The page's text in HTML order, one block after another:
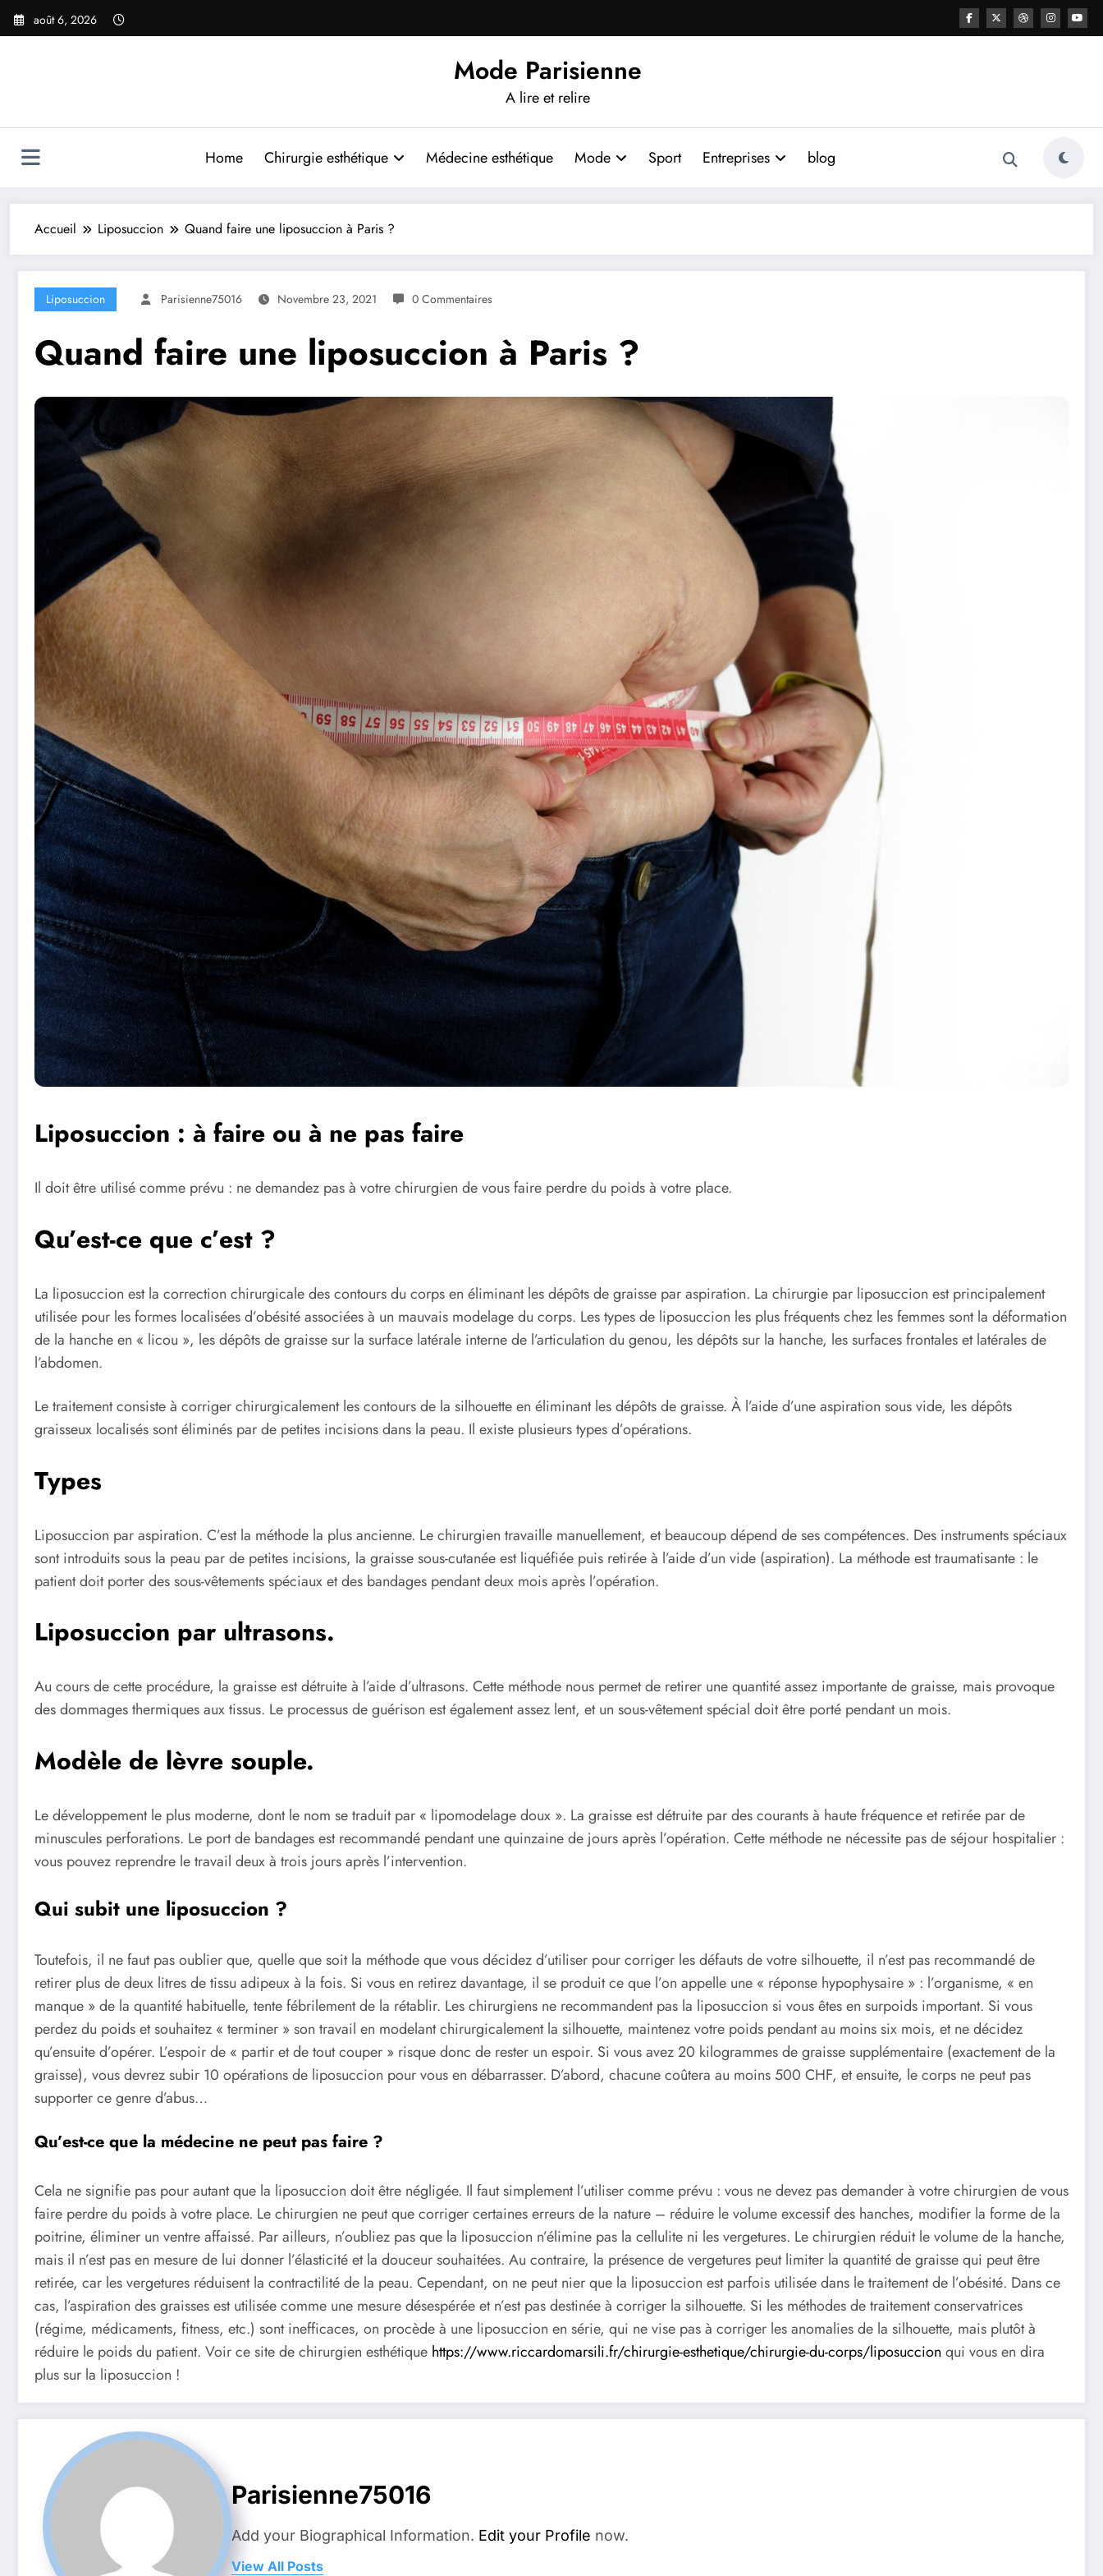
Aller
août 6, 2026
Mode Parisienne
A lire et relire
Home Chirurgie esthétique Médecine esthétique Mode Sport Entreprises blog
Accueil Liposuccion Quand faire une liposuccion à Paris ?
Liposuccion Parisienne75016 Novembre 23, 2021 0 Commentaires
Quand faire une liposuccion à Paris ?
Liposuccion : à faire ou à ne pas faire
Il doit être utilisé comme prévu : ne demandez pas à votre chirurgien de vous faire perdre du poids à votre place.
Qu’est-ce que c’est ?
La liposuccion est la correction chirurgicale des contours du corps en éliminant les dépôts de graisse par aspiration. La chirurgie par liposuccion est principalement
utilisée pour les formes localisées d’obésité associées à un mauvais modelage du corps. Les types de liposuccion les plus fréquents chez les femmes sont la déformation
de la hanche en « licou », les dépôts de graisse sur la surface latérale interne de l’articulation du genou, les dépôts sur la hanche, les surfaces frontales et latérales de
l’abdomen.
Le traitement consiste à corriger chirurgicalement les contours de la silhouette en éliminant les dépôts de graisse. À l’aide d’une aspiration sous vide, les dépôts
graisseux localisés sont éliminés par de petites incisions dans la peau. Il existe plusieurs types d’opérations.
Types
Liposuccion par aspiration. C’est la méthode la plus ancienne. Le chirurgien travaille manuellement, et beaucoup dépend de ses compétences. Des instruments spéciaux
sont introduits sous la peau par de petites incisions, la graisse sous-cutanée est liquéfiée puis retirée à l’aide d’un vide (aspiration). La méthode est traumatisante : le
patient doit porter des sous-vêtements spéciaux et des bandages pendant deux mois après l’opération.
Liposuccion par ultrasons.
Au cours de cette procédure, la graisse est détruite à l’aide d’ultrasons. Cette méthode nous permet de retirer une quantité assez importante de graisse, mais provoque
des dommages thermiques aux tissus. Le processus de guérison est également assez lent, et un sous-vêtement spécial doit être porté pendant un mois.
Modèle de lèvre souple.
Le développement le plus moderne, dont le nom se traduit par « lipomodelage doux ». La graisse est détruite par des courants à haute fréquence et retirée par de
minuscules perforations. Le port de bandages est recommandé pendant une quinzaine de jours après l’opération. Cette méthode ne nécessite pas de séjour hospitalier :
vous pouvez reprendre le travail deux à trois jours après l’intervention.
Qui subit une liposuccion ?
Toutefois, il ne faut pas oublier que, quelle que soit la méthode que vous décidez d’utiliser pour corriger les défauts de votre silhouette, il n’est pas recommandé de
retirer plus de deux litres de tissu adipeux à la fois. Si vous en retirez davantage, il se produit ce que l’on appelle une « réponse hypophysaire » : l’organisme, « en
manque » de la quantité habituelle, tente fébrilement de la rétablir. Les chirurgiens ne recommandent pas la liposuccion si vous êtes en surpoids important. Si vous
perdez du poids et souhaitez « terminer » son travail en modelant chirurgicalement la silhouette, maintenez votre poids pendant au moins six mois, et ne décidez
qu’ensuite d’opérer. L’espoir de « partir et de tout couper » risque donc de rester un espoir. Si vous avez 20 kilogrammes de graisse supplémentaire (exactement de la
graisse), vous devrez subir 10 opérations de liposuccion pour vous en débarrasser. D’abord, chacune coûtera au moins 500 CHF, et ensuite, le corps ne peut pas
supporter ce genre d’abus…
Qu’est-ce que la médecine ne peut pas faire ?
Cela ne signifie pas pour autant que la liposuccion doit être négligée. Il faut simplement l’utiliser comme prévu : vous ne devez pas demander à votre chirurgien de vous
faire perdre du poids à votre place. Le chirurgien ne peut que corriger certaines erreurs de la nature – réduire le volume excessif des hanches, modifier la forme de la
poitrine, éliminer un ventre affaissé. Par ailleurs, n’oubliez pas que la liposuccion n’élimine pas la cellulite ni les vergetures. Le chirurgien réduit le volume de la hanche,
mais il n’est pas en mesure de lui donner l’élasticité et la douceur souhaitées. Au contraire, la présence de vergetures peut limiter la quantité de graisse qui peut être
retirée, car les vergetures réduisent la contractilité de la peau. Cependant, on ne peut nier que la liposuccion est parfois utilisée dans le traitement de l’obésité. Dans ce
cas, l’aspiration des graisses est utilisée comme une mesure désespérée et n’est pas destinée à corriger la silhouette. Si les méthodes de traitement conservatrices
(régime, médicaments, fitness, etc.) sont inefficaces, on procède à une liposuccion en série, qui ne vise pas à corriger les anomalies de la silhouette, mais plutôt à
réduire le poids du patient. Voir ce site de chirurgien esthétique https://www.riccardomarsili.fr/chirurgie-esthetique/chirurgie-du-corps/liposuccion qui vous en dira
plus sur la liposuccion !
Parisienne75016
Add your Biographical Information. Edit your Profile now.
View All Posts